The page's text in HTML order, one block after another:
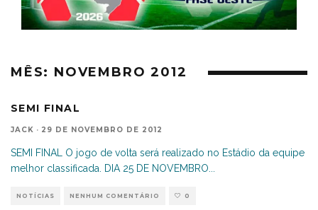
MÊS: NOVEMBRO 2012
SEMI FINAL
JACK · 29 DE NOVEMBRO DE 2012
SEMI FINAL O jogo de volta será realizado no Estádio da equipe
melhor classificada. DIA 25 DE NOVEMBRO...
NOTÍCIAS NENHUM COMENTÁRIO 0